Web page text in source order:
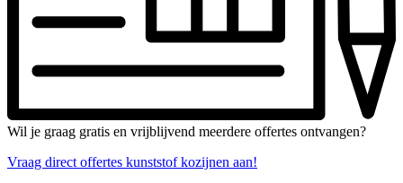
Wil je graag gratis en vrijblijvend meerdere offertes ontvangen?
Vraag direct offertes kunststof kozijnen aan!